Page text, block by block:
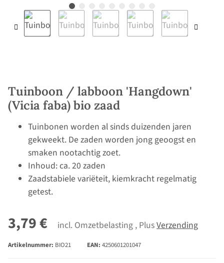
Tuinboon / labboon 'Hangdown'
(Vicia faba) bio zaad
Tuinbonen worden al sinds duizenden jaren
gekweekt. De zaden worden jong geoogst en
smaken nootachtig zoet.
Inhoud: ca. 20 zaden
Zaadstabiele variëteit, kiemkracht regelmatig
getest.
3,79 € incl. Omzetbelasting , PlusVerzending
Artikelnummer: BIO21 EAN: 4250601201047